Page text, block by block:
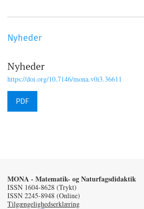
Nyheder
Nyheder
https://doi.org/10.7146/mona.v0i3.36611
PDF
MONA - Matematik- og Naturfagsdidaktik
ISSN 1604-8628 (Trykt)
ISSN 2245-8948 (Online)
Tilgængelighedserklæring